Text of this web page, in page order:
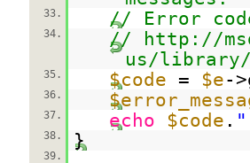
33. // Error
34. // http://
us/library/
35. $code = $e-
36.
37. echo $code .
38. }
39.